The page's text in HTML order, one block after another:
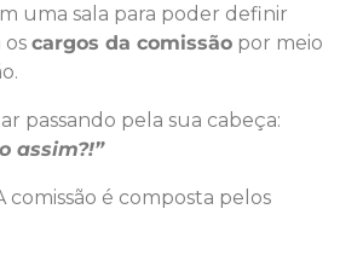
uma sala para poder definir
cargos da comissão por meio
passando pela sua cabeça:
assim?!”
comissão é composta pelos